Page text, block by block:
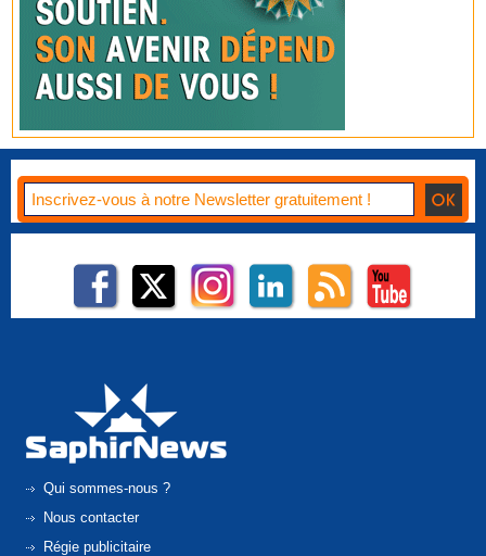
Qui sommes-nous ?
Nous contacter
Régie publicitaire